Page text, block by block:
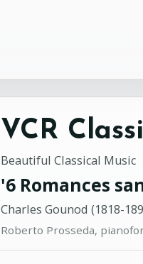
VCR
Beautiful Classical Music
'6 Romances
Charles Gounod (1818-
Roberto Prosseda,